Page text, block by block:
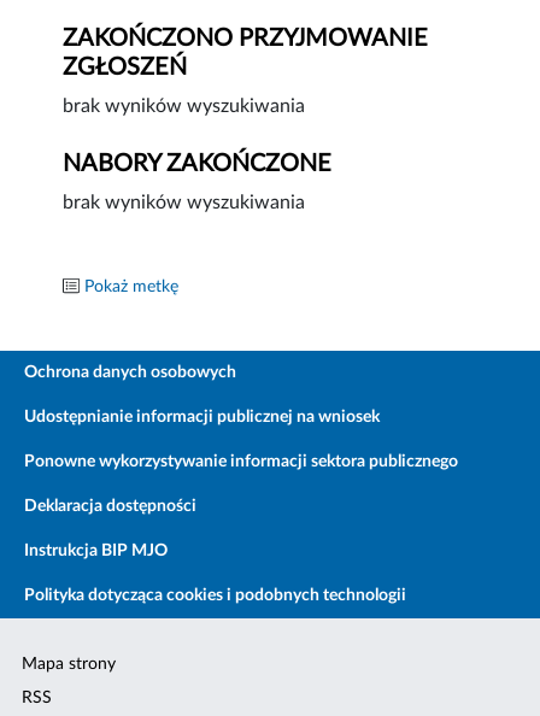
ZAKOŃCZONO PRZYJMOWANIE
ZGŁOSZEŃ
brak wyników wyszukiwania
NABORY ZAKOŃCZONE
brak wyników wyszukiwania
Pokaż metkę
Ochrona danych osobowych
Udostępnianie informacji publicznej na wniosek
Ponowne wykorzystywanie informacji sektora publicznego
Deklaracja dostępności
Instrukcja BIP MJO
Polityka dotycząca cookies i podobnych technologii
Mapa strony
RSS